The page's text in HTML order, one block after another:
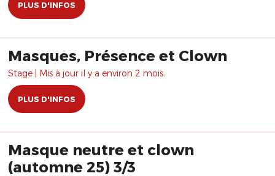
PLUS D'INFOS
Masques, Présence et Clown
Stage | Mis à jour il y a environ 2 mois.
PLUS D'INFOS
Masque neutre et clown
(automne 25) 3/3